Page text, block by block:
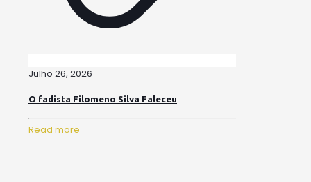
Julho 26, 2026
O fadista Filomeno Silva Faleceu
Read more